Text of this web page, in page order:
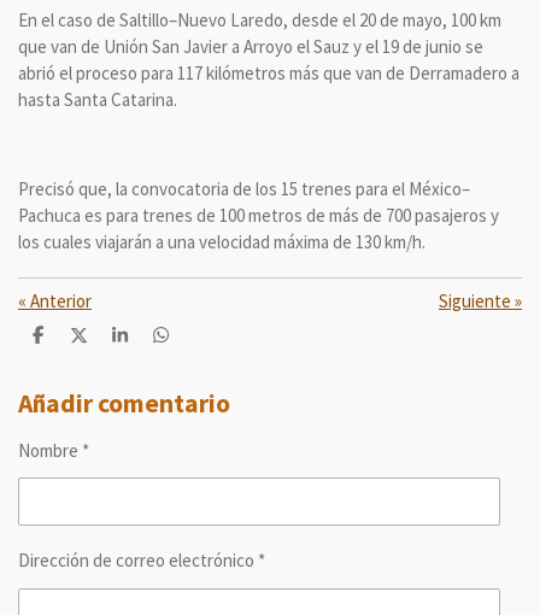
En el caso de Saltillo–Nuevo Laredo, desde el 20 de mayo, 100 km
que van de Unión San Javier a Arroyo el Sauz y el 19 de junio se
abrió el proceso para 117 kilómetros más que van de Derramadero a
hasta Santa Catarina.
Precisó que, la convocatoria de los 15 trenes para el México–
Pachuca es para trenes de 100 metros de más de 700 pasajeros y
los cuales viajarán a una velocidad máxima de 130 km/h.
« Anterior Siguiente »
C
p
a
t
C
p
a
C
p
a
C
p
a
Añadir comentario
Nombre *
Dirección de correo electrónico *